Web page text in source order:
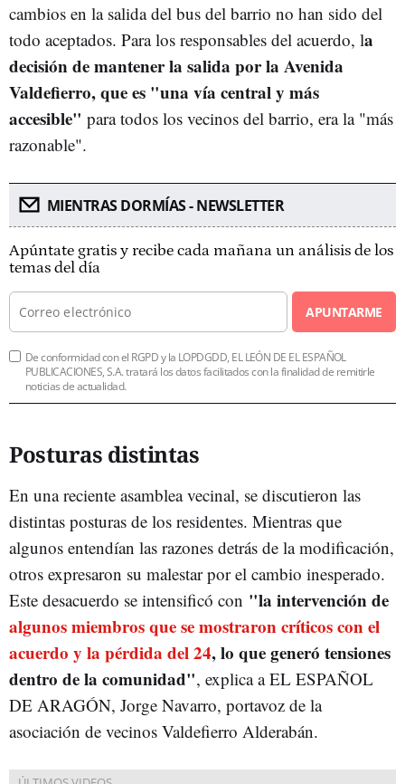
cambios en la salida del bus del barrio no han sido del
todo aceptados. Para los responsables del acuerdo, la
decisión de mantener la salida por la Avenida
Valdefierro, que es "una vía central y más
accesible" para todos los vecinos del barrio, era la "más
razonable".
MIENTRAS DORMÍAS - NEWSLETTER
Apúntate gratis y recibe cada mañana un análisis de los
temas del día
APUNTARME
De conformidad con el RGPD y la LOPDGDD, EL LEÓN DE EL ESPAÑOL
PUBLICACIONES, S.A. tratará los datos facilitados con la finalidad de remitirle
noticias de actualidad.
Posturas distintas
En una reciente asamblea vecinal, se discutieron las
distintas posturas de los residentes. Mientras que
algunos entendían las razones detrás de la modificación,
otros expresaron su malestar por el cambio inesperado.
Este desacuerdo se intensificó con "la intervención de
algunos miembros que se mostraron críticos con el
acuerdo y la pérdida del 24, lo que generó tensiones
dentro de la comunidad", explica a EL ESPAÑOL
DE ARAGÓN, Jorge Navarro, portavoz de la
asociación de vecinos Valdefierro Alderabán.